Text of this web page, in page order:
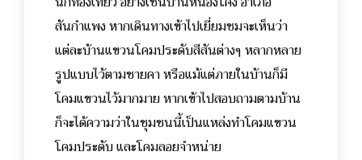
สันกำแพง หากเดินทางเข้าไปเยี่ยมชมจะเห็นว่า
แต่ละบ้านแขวนโคมประดับสีสันต่างๆ หลากหลาย
รูปแบบไว้ตามชายคา หรือแม้แต่ภายในบ้านก็มี
โคมแขวนไว้มากมาย หากเข้าไปสอบถามตามบ้าน
ก็จะได้ความว่าในชุมชนนี้เป็นแหล่งทำโคมแขวน
โคมประดับ และโคมลอยจำหน่าย